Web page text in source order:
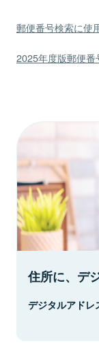
郵便番号検索に使
2025年度版郵便番
住所に、デ
デジタルアドレ